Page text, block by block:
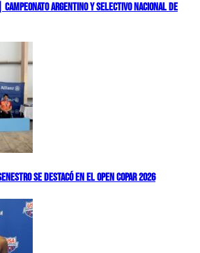
Campeonato Argentino y Selectivo Nacional de
se destacó en el Open COPAR 2026